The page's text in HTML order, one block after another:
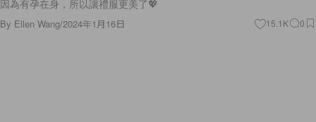
因為有孕在身，所以讓禮服更美了💖
By Ellen Wang/2024年1月16日 15.1K 0